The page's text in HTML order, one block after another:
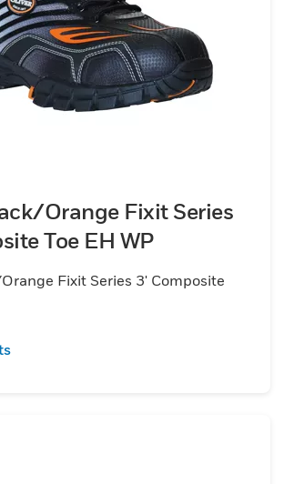
Orange Fixit Series
Toe EH WP
Fixit Series 3' Composite